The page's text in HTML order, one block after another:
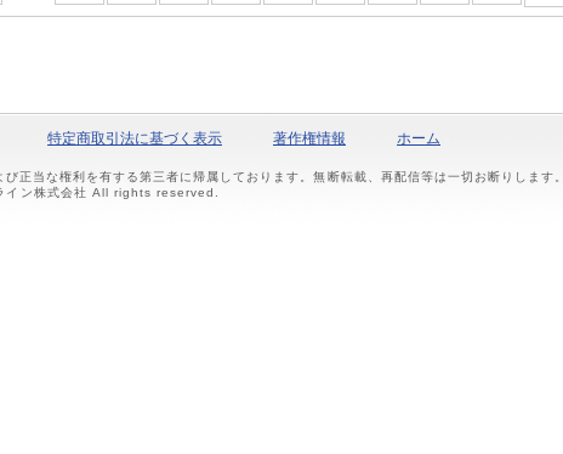
特定商取引法に基づく表示 著作権情報 ホーム
当な権利を有する第三者に帰属しております。無断転載、再配信等は一切お断りします。
ン株式会社 All rights reserved.